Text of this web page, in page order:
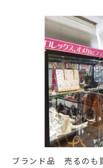
ブランド品 売るのも